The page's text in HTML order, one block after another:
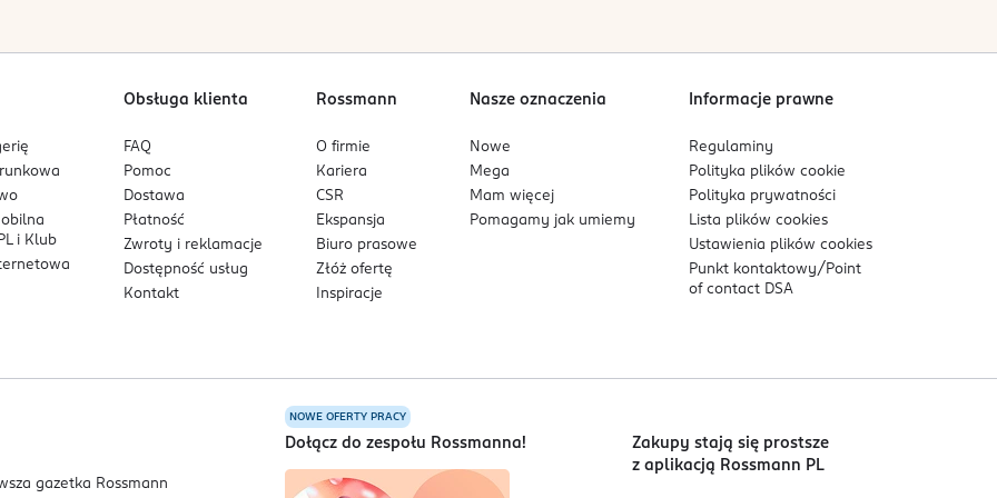
Sortowanie wgdata: od najnowszej
i Klub
Obsługa klienta
FAQ
Pomoc
Dostawa
Płatność
Zwroty i reklamacje
Dostępność usług
Kontakt
Rossmann
O firmie
Kariera
CSR
Ekspansja
Biuro prasowe
Złóż ofertę
Inspiracje
Nasze oznaczenia
Nowe
Mega
Mam więcej
Pomagamy jak umiemy
Informacje prawne
Regulaminy
Polityka plikówcookie
Polityka prywatności
Lista plikówcookies
Ustawienia plikówcookies
Punkt kontaktowy/ Point
of contact DSA
NOWE OFERTY PRACY
Dołącz do zespołu Rossmanna!
Zakupy stają się prostsze
z aplikacją Rossmann PL